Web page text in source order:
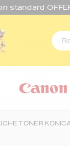
standard O
TONER